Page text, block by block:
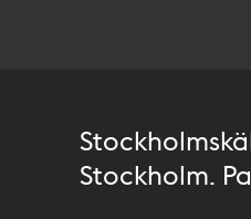
Stockholm.